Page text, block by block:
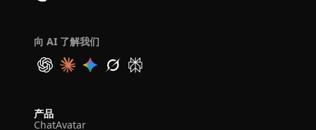
向 AI 了解我们
产品
ChatAvatar